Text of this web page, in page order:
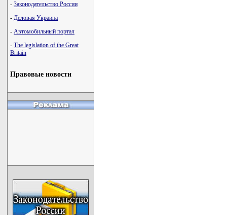
- Законодательство России
- Деловая Украина
- Автомобильный портал
- The legislation of the Great
Britain
Правовые новости